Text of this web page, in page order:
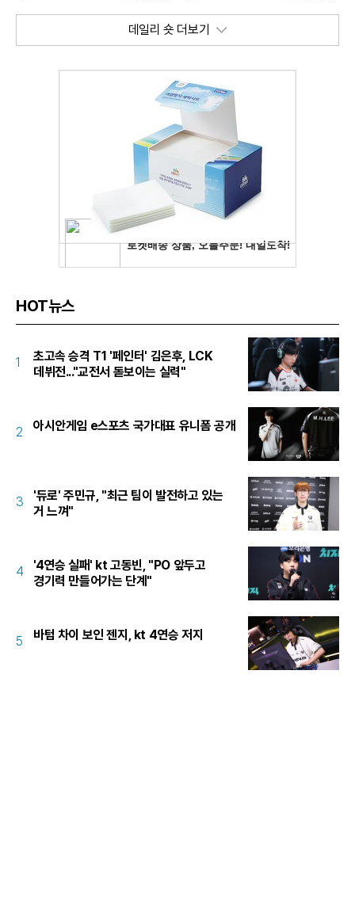
데일리 숏 더보기
HOT뉴스
1
초고속 승격 T1 '페인터' 김은후, LCK
데뷔전..."교전서 돋보이는 실력"
2 아시안게임 e스포츠 국가대표 유니폼 공개
3
'듀로' 주민규, "최근 팀이 발전하고 있는
거 느껴"
4
'4연승 실패' kt 고동빈, "PO 앞두고
경기력 만들어가는 단계"
5 바텀 차이 보인 젠지, kt 4연승 저지